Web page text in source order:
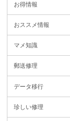
お得情報
おススメ情報
マメ知識
郵送修理
データ移行
珍しい修理